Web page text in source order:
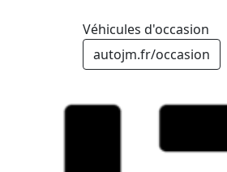
Véhicules d'occasion
autojm.fr/occasion